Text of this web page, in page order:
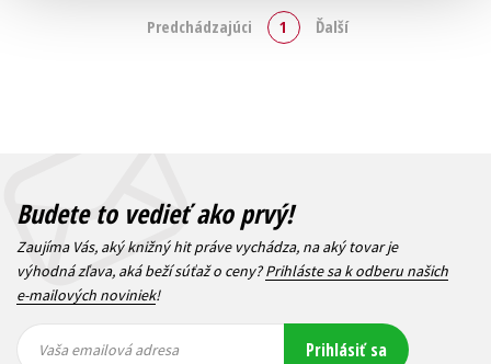
Predchádzajúci 1 Ďalší
Budete to vedieť ako prvý!
Zaujíma Vás, aký knižný hit práve vychádza, na aký tovar je
výhodná zľava, aká beží súťaž o ceny?Prihláste sa k odberu našich
e-mailových noviniek!
emailová
emailová
Vaša emailová adresa Prihlásiť sa